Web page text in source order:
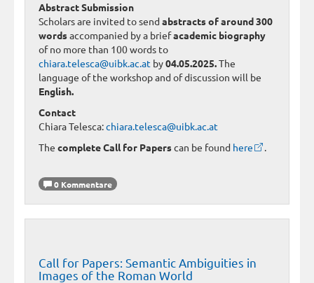
Abstract Submission
Scholars are invited to sendabstracts of around 300
wordsaccompanied by a briefacademic biography
of no more than 100 words to
chiara.telesca@uibk.ac.at by04.05.2025.The
language of the workshop and of discussion will be
English.
Contact
Chiara Telesca:chiara.telesca@uibk.ac.at
The complete Call for Paperscan be found here .
0 Kommentare
Call for Papers: Semantic Ambiguities in
Images of the Roman World